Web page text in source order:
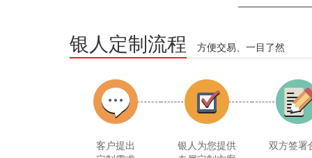
银人定制流程 方便交易、一目了然
客户提出
银人为您提供
双方签署